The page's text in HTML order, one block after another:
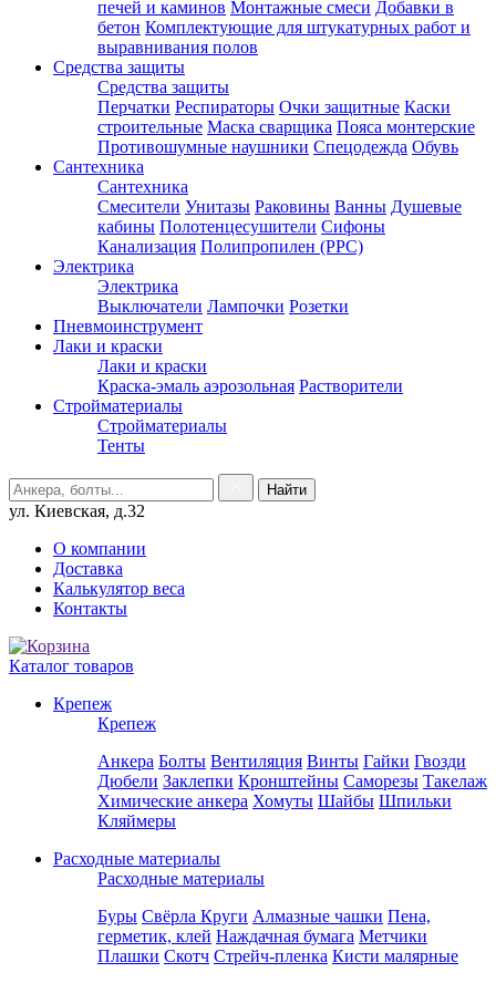
печей и каминов Монтажные смеси Добавки в
бетон Комплектующие для штукатурных работ и
выравнивания полов
Средства защиты
Средства защиты
Перчатки Респираторы Очки защитные Каски
строительные Маска сварщика Пояса монтерские
Противошумные наушники Спецодежда Обувь
Сантехника
Сантехника
Смесители Унитазы Раковины Ванны Душевые
кабины Полотенцесушители Сифоны
Канализация Полипропилен (PPC)
Электрика
Электрика
Выключатели Лампочки Розетки
Пневмоинструмент
Лаки и краски
Лаки и краски
Краска-эмаль аэрозольная Растворители
Стройматериалы
Стройматериалы
Тенты
ул. Киевская, д.32
О компании
Доставка
Калькулятор веса
Контакты
Каталог товаров
Крепеж
Крепеж
Анкера Болты Вентиляция Винты Гайки Гвозди
Дюбели Заклепки Кронштейны Саморезы Такелаж
Химические анкера Хомуты Шайбы Шпильки
Кляймеры
Расходные материалы
Расходные материалы
Буры Свёрла Круги Алмазные чашки Пена,
герметик, клей Наждачная бумага Метчики
Плашки Скотч Стрейч-пленка Кисти малярные